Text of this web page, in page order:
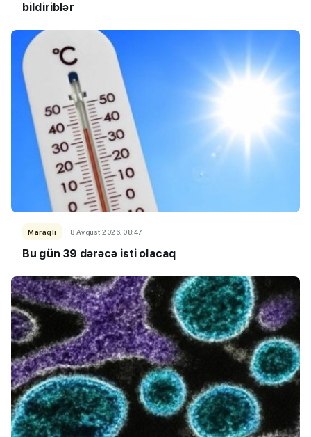
bildiriblər
Maraqlı 8 Avqust 2026, 08:47
Bu gün 39 dərəcə isti olacaq